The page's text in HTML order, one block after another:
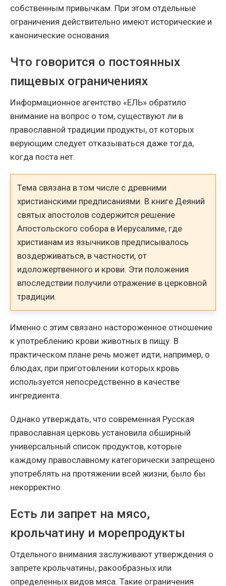
собственным привычкам. При этом отдельные
ограничения действительно имеют исторические и
канонические основания.
Что говорится о постоянных
пищевых ограничениях
Информационное агентство «ЕЛЬ» обратило
внимание на вопрос о том, существуют ли в
православной традиции продукты, от которых
верующим следует отказываться даже тогда,
когда поста нет.
Тема связана в том числе с древними
христианскими предписаниями. В книге Деяний
святых апостолов содержится решение
Апостольского собора в Иерусалиме, где
христианам из язычников предписывалось
воздерживаться, в частности, от
идоложертвенного и крови. Эти положения
впоследствии получили отражение в церковной
традиции.
Именно с этим связано настороженное отношение
к употреблению крови животных в пищу. В
практическом плане речь может идти, например, о
блюдах, при приготовлении которых кровь
используется непосредственно в качестве
ингредиента.
Однако утверждать, что современная Русская
православная церковь установила обширный
универсальный список продуктов, которые
каждому православному категорически запрещено
употреблять на протяжении всей жизни, было бы
некорректно.
Есть ли запрет на мясо,
крольчатину и морепродукты
Отдельного внимания заслуживают утверждения о
запрете крольчатины, ракообразных или
определенных видов мяса. Такие ограничения